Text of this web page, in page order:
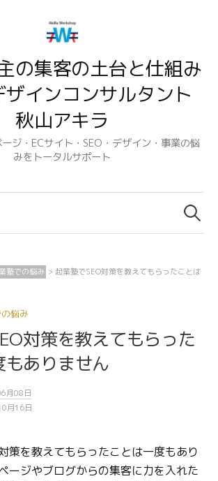
の集客の土台と仕組み
ザインコンサルタント
秋山アキラ
ジ・ECサイト・SEO・デザイン・事業の悩
みをトータルサポート
検
索:
塾での悩み > 起業塾でSEO対策を教えてもらったことは
悩み
対策を教えてもらった
もありません
月08日
月16日
策を教えてもらったことは一度もあり
ージやブログからの集客に力を入れた